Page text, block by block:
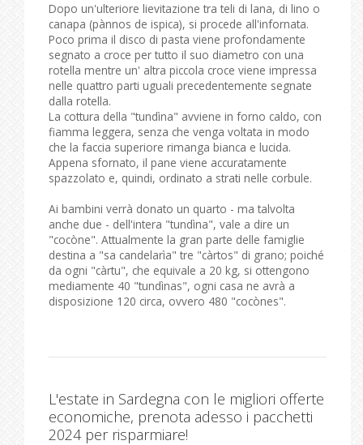
Dopo un'ulteriore lievitazione tra teli di lana, di lino o
canapa (pànnos de ispica), si procede all'infornata.
Poco prima il disco di pasta viene profondamente
segnato a croce per tutto il suo diametro con una
rotella mentre un' altra piccola croce viene impressa
nelle quattro parti uguali precedentemente segnate
dalla rotella.
La cottura della "tundìna" avviene in forno caldo, con
fiamma leggera, senza che venga voltata in modo
che la faccia superiore rimanga bianca e lucida.
Appena sfornato, il pane viene accuratamente
spazzolato e, quindi, ordinato a strati nelle corbule.
Ai bambini verrà donato un quarto - ma talvolta
anche due - dell'intera "tundìna", vale a dire un
"cocòne". Attualmente la gran parte delle famiglie
destina a "sa candelarìa" tre "càrtos" di grano; poiché
da ogni "càrtu", che equivale a 20 kg, si ottengono
mediamente 40 "tundìnas", ogni casa ne avrà a
disposizione 120 circa, ovvero 480 "cocònes".
L'estate in Sardegna con le migliori offerte
economiche, prenota adesso i pacchetti
2024 per risparmiare!